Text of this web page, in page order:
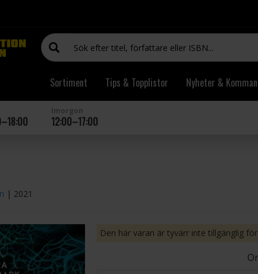
Sortiment Tips & Topplistor Nyheter &
12:00–17:00
| 2021
Den här varan är tyvärr inte tillgänglig